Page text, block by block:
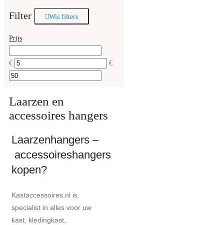
Filter Wis filters
Prijs
€ €
Laarzen en
accessoires hangers
Laarzenhangers –
accessoireshangers
kopen?
Kastaccessoires.nl is
specialist in alles voor uw
kast, kledingkast,